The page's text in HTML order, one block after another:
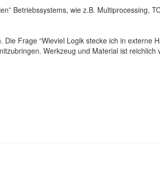
Betriebssystems, wie z.B. Multiprocessing,
Frage “Wieviel Logik stecke ich in externe
Werkzeug und Material ist